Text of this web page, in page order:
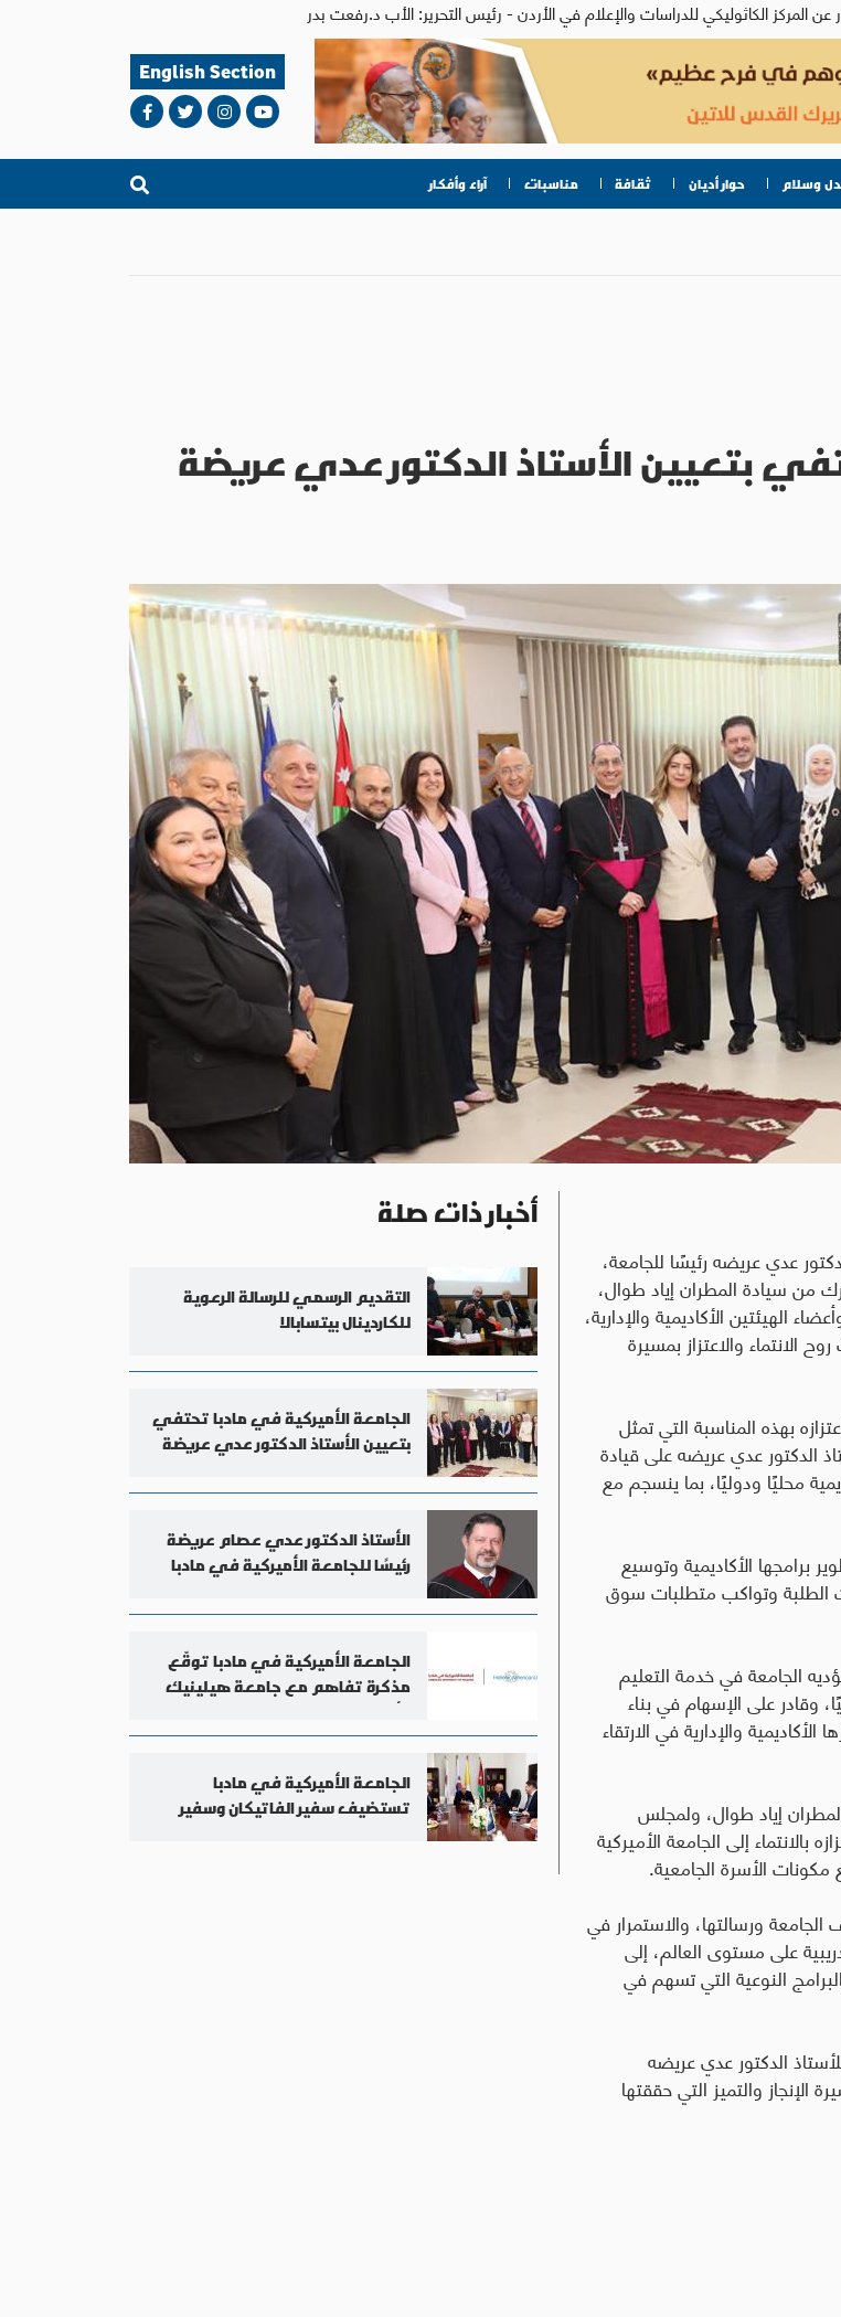
English Section
وسلام حوار أديان ثقافة مناسبات آراء وأفكار
بتعيين الأستاذ الدكتور عدي عريضة
عدي عريضه رئيسًا للجامعة،
من سيادة المطران إياد طوال،
الهيئتين الأكاديمية والإدارية،
والاعتزاز بمسيرة
بهذه المناسبة التي تمثل
الدكتور عدي عريضه على قيادة
محليًا ودوليًا، بما ينسجم مع
برامجها الأكاديمية وتوسيع
الطلبة وتواكب متطلبات سوق
الجامعة في خدمة التعليم
وقادر على الإسهام في بناء
والإدارية في الارتقاء
إياد طوال، ولمجلس
بالانتماء إلى الجامعة الأميركية
الأسرة الجامعية.
ورسالتها، والاستمرار في
على مستوى العالم، إلى
النوعية التي تسهم في
الدكتور عدي عريضه
الإنجاز والتميز التي حققتها
أخبار ذات صلة
التقديم الرسمي للرسالة الرعوية
للكاردينال بيتسابالا
الجامعة الأميركية في مادبا تحتفي
بتعيين الأستاذ الدكتور عدي عريضة
الأستاذ الدكتور عدي عصام عريضة
رئيسًا للجامعة الأميركية في مادبا
الجامعة الأميركية في مادبا توقّع
مذكرة تفاهم مع جامعة هيلينيك
الأميركية
الجامعة الأميركية في مادبا
تستضيف سفير الفاتيكان وسفير